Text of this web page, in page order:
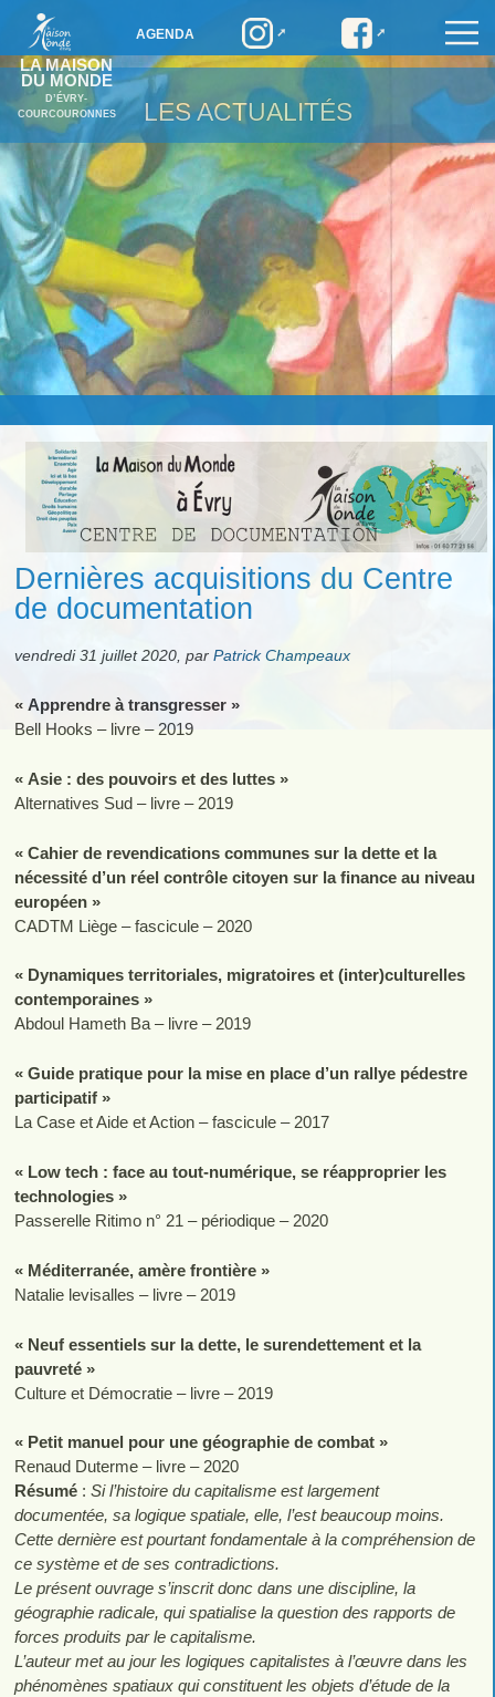
LA MAISON
DU MONDE
D’ÉVRY-
COURCOURONNES
AGENDA
LES ACTUALITÉS
Dernières acquisitions du Centre
de documentation
vendredi 31 juillet 2020, par Patrick Champeaux
« Apprendre à transgresser »
Bell Hooks – livre – 2019
« Asie : des pouvoirs et des luttes »
Alternatives Sud – livre – 2019
« Cahier de revendications communes sur la dette et la
nécessité d’un réel contrôle citoyen sur la finance au niveau
européen »
CADTM Liège – fascicule – 2020
« Dynamiques territoriales, migratoires et (inter)culturelles
contemporaines »
Abdoul Hameth Ba – livre – 2019
« Guide pratique pour la mise en place d’un rallye pédestre
participatif »
La Case et Aide et Action – fascicule – 2017
« Low tech : face au tout-numérique, se réapproprier les
technologies »
Passerelle Ritimo n° 21 – périodique – 2020
« Méditerranée, amère frontière »
Natalie levisalles – livre – 2019
« Neuf essentiels sur la dette, le surendettement et la
pauvreté »
Culture et Démocratie – livre – 2019
« Petit manuel pour une géographie de combat »
Renaud Duterme – livre – 2020
Résumé: Si l’histoire du capitalisme est largement
documentée, sa logique spatiale, elle, l’est beaucoup moins.
Cette dernière est pourtant fondamentale à la compréhension de
ce système et de ses contradictions.
Le présent ouvrage s’inscrit donc dans une discipline, la
géographie radicale, qui spatialise la question des rapports de
forces produits par le capitalisme.
L’auteur met au jour les logiques capitalistes à l’œuvre dans les
phénomènes spatiaux qui constituent les objets d’étude de la